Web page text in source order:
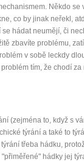
Nenávidíme spam
Někdo se
co by jinak neřekl,
hádat neumějí, či
zbavíte problému,
v sobě leckdy
tím, že chodí
(zejména to, když s
týrání a také to
třeba hádku,
hádky jej